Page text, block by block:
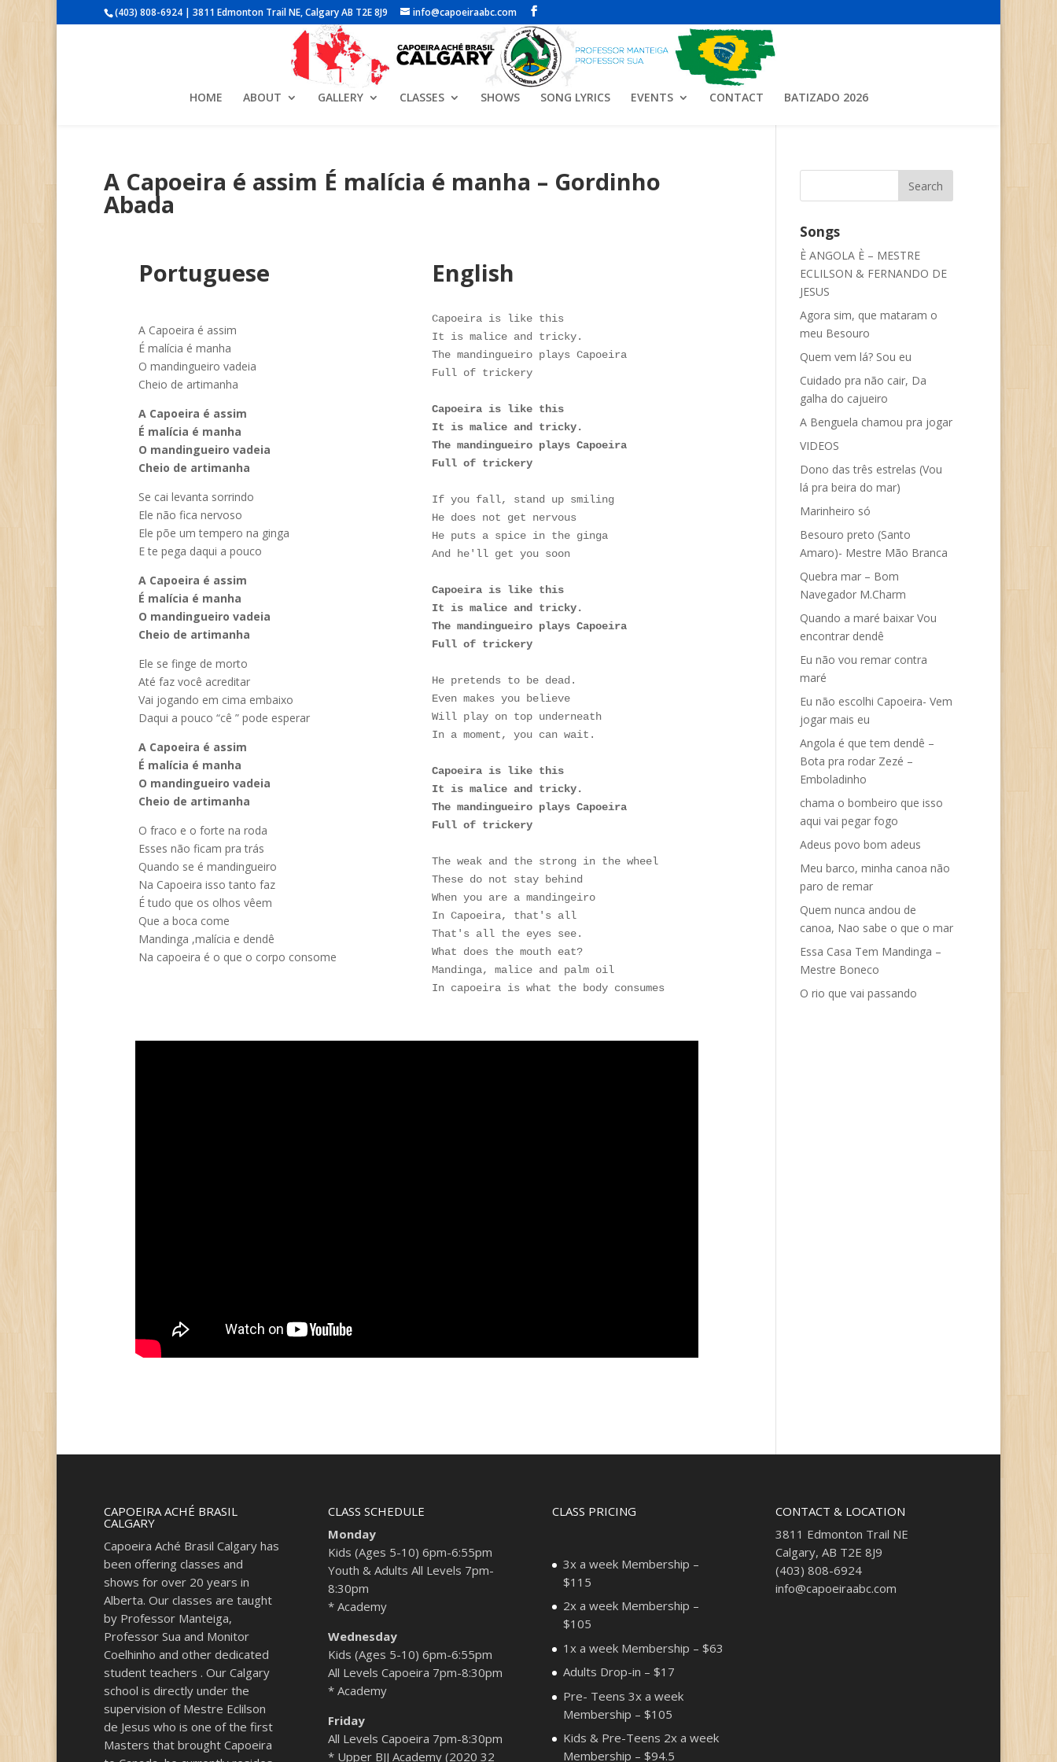
(403) 808-6924 | 3811 Edmonton Trail NE, Calgary AB T2E 8J9 info@capoeiraabc.com
HOME ABOUT GALLERY CLASSES SHOWS SONG LYRICS EVENTS CONTACT BATIZADO 2026
A Capoeira é assim É malícia é manha – Gordinho
Abada
Portuguese
A Capoeira é assim
É malícia é manha
O mandingueiro vadeia
Cheio de artimanha
A Capoeira é assim
É malícia é manha
O mandingueiro vadeia
Cheio de artimanha
Se cai levanta sorrindo
Ele não fica nervoso
Ele põe um tempero na ginga
E te pega daqui a pouco
A Capoeira é assim
É malícia é manha
O mandingueiro vadeia
Cheio de artimanha
Ele se finge de morto
Até faz você acreditar
Vai jogando em cima embaixo
Daqui a pouco “cê ” pode esperar
A Capoeira é assim
É malícia é manha
O mandingueiro vadeia
Cheio de artimanha
O fraco e o forte na roda
Esses não ficam pra trás
Quando se é mandingueiro
Na Capoeira isso tanto faz
É tudo que os olhos vêem
Que a boca come
Mandinga ,malícia e dendê
Na capoeira é o que o corpo consome
English
Capoeira is like this
It is malice and tricky.
The mandingueiro plays Capoeira
Full of trickery
Capoeira is like this
It is malice and tricky.
The mandingueiro plays Capoeira
Full of trickery
If you fall, stand up smiling
He does not get nervous
He puts a spice in the ginga
And he'll get you soon
Capoeira is like this
It is malice and tricky.
The mandingueiro plays Capoeira
He pretends to be dead.
Even makes you believe
Will play on top underneath
In a moment, you can wait.
Capoeira is like this
It is malice and tricky.
The mandingueiro plays Capoeira
Full of trickery
The weak and the strong in the wheel
These do not stay behind
When you are a mandingeiro
In Capoeira, that's all
That's all the eyes see.
What does the mouth eat?
Mandinga, malice and palm oil
In capoeira is what the body consumes
Songs
È ANGOLA È – MESTRE
ECLILSON & FERNANDO DE
JESUS
Agora sim, que mataram o
meu Besouro
Quem vem lá? Sou eu
Cuidado pra não cair, Da
galha do cajueiro
A Benguela chamou pra jogar
VIDEOS
Dono das três estrelas (Vou
lá pra beira do mar)
Marinheiro só
Besouro preto (Santo
Amaro)- Mestre Mão Branca
Quebra mar – Bom
Navegador M.Charm
Quando a maré baixar Vou
encontrar dendê
Eu não vou remar contra
maré
Eu não escolhi Capoeira- Vem
jogar mais eu
Angola é que tem dendê –
Bota pra rodar Zezé –
Emboladinho
chama o bombeiro que isso
aqui vai pegar fogo
Adeus povo bom adeus
Meu barco, minha canoa não
paro de remar
Quem nunca andou de
canoa, Nao sabe o que o mar
Essa Casa Tem Mandinga –
Mestre Boneco
O rio que vai passando
CAPOEIRA ACHÉ BRASIL
CALGARY
Capoeira Aché Brasil Calgary has
been offering classes and
shows for over 20 years in
Alberta. Our classes are taught
by Professor Manteiga,
Professor Sua and Monitor
Coelhinho and other dedicated
student teachers . Our Calgary
school is directly under the
supervision of Mestre Eclilson
de Jesus who is one of the first
Masters that brought Capoeira
CLASS SCHEDULE
Monday
Kids (Ages 5-10) 6pm-6:55pm
Youth & Adults All Levels 7pm-
8:30pm
* Academy
Wednesday
Kids (Ages 5-10) 6pm-6:55pm
All Levels Capoeira 7pm-8:30pm
* Academy
Friday
All Levels Capoeira 7pm-8:30pm
* Upper BJJ Academy (2020 32
CLASS PRICING
3x a week Membership –
$115
2x a week Membership –
$105
1x a week Membership – $63
Adults Drop-in – $17
Pre- Teens 3x a week
Membership – $105
Kids & Pre-Teens 2x a week
Membership – $94.5
CONTACT & LOCATION
3811 Edmonton Trail NE
Calgary, AB T2E 8J9
(403) 808-6924
info@capoeiraabc.com